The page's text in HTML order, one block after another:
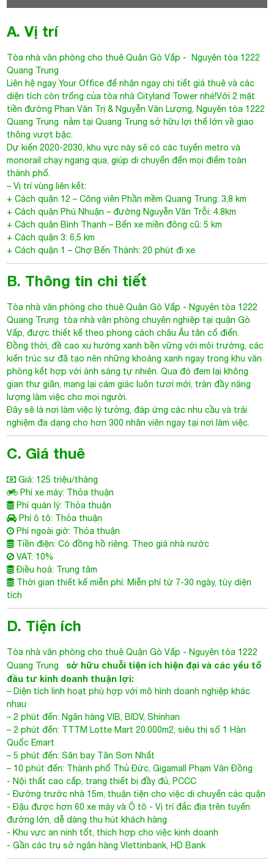
A. Vị trí
Tòa nhà văn phòng cho thuê Quận Gò Vấp
Liên hệ ngay Your Office để nhận ngay chi tiết giá thuê và các
diện tích còn trống của tòa nhà Cityland Tower nhé!Với 2 mặt
tiền đường Phan Văn Trị & Nguyễn Văn Lượng, Nguyên tòa 1222
Quang Trung nằm tại Quang Trung sở hữu lợi thế lớn về giao
thông vượt bậc.
Dự kiến 2020-2030, khu vực này sẽ có các tuyến metro và
monorail chạy ngang qua, giúp di chuyển đến mọi điểm toàn
thành phố.
– Vị trí vùng liên kết:
+ Cách quận 12 – Công viên Phần mềm Quang Trung: 3,8 km
+ Cách quận Phú Nhuận – đường Nguyễn Văn Trỗi: 4.8km
+ Cách quận Bình Thạnh – Bến xe miền đông cũ: 5 km
+ Cách quận 3: 6,5 km
+ Cách quận 1 – Chợ Bến Thành: 20 phút đi xe
B. Thông tin chi tiết
Tòa nhà văn phòng cho thuê Quận Gò Vấp
Vấp, được thiết kế theo phong cách châu Âu tân cổ điển.
Đồng thời, đề cao xu hướng xanh bền vững với môi trường, các
kiến trúc sư đã tạo nên những khoảng xanh ngay trong khu văn
phòng kết hợp với ánh sáng tự nhiên. Qua đó đem lại không
gian thư giãn, mang lại cảm giác luôn tươi mới, tràn đầy năng
lượng làm việc cho mọi người.
Đây sẽ là nơi làm việc lý tưởng, đáp ứng các nhu cầu và trải
nghiệm đa dạng cho hơn 300 nhân viên ngay tại nơi làm việc.
C. Giá thuê
Giá: 125 triệu/tháng
Phí quản lý: Thỏa thuận
Phí ô tô: Thỏa thuận
Phí ngoài giờ: Thỏa thuận
Tiền điện: Có đồng hồ riêng. Theo giá nhà nước
VAT: 10%
Điều hoà: Trung tâm
Thời gian thiết kế miễn phí: Miễn phí từ 7-30 ngày, tùy diện
tích
D. Tiện ích
Tòa nhà văn phòng cho thuê Quận Gò Vấp
đầu tư kinh doanh thuận lợi:
– Diện tích linh hoạt phù hợp với mô hình doanh nghiệp khác
nhau
– 2 phút đến: Ngân hàng VIB, BIDV, Shinhan
– 2 phút đến: TTTM Lotte Mart 20.000m2, siêu thị số 1 Hàn
Quốc Emart
– 5 phút đến: Sân bay Tân Sơn Nhất
– 10 phút đến: Thành phố Thủ Đức, Gigamall Phạm Văn Đồng
- Nội thất cao cấp, trang thiết bị đầy đủ, PCCC
- Đường trước nhà 15m, thuận tiện cho việc di chuyển các quận
- Đậu được hơn 60 xe máy và Ô tô - Vị trí đắc địa trên tuyến
đường lớn, dễ dàng thu hút khách hàng
- Khu vực an ninh tốt, thích hợp cho việc kinh doanh
- Gần các trụ sở ngân hàng VIettinbank, HD Bank
E. Thông tin tòa nhà